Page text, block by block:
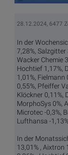
28.12.2024, 6477
In der
7,28%, Salzgitter
Wacker Chemie
Hochtief 1,17%,
1,01%, Fielmann
0,55%, Pfeiffer
Klöckner 0,11%,
MorphoSys 0%,
Microtec -0,3%,
Lufthansa -
In der
13,01% , Aixtron